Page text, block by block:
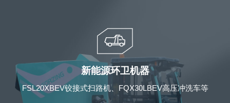
新能源环卫机器
FSL20XBEV铰接式扫路机、FQX30LBEV高压冲洗车等